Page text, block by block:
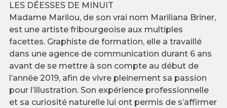
LES DÉESSES DE MINUIT
Madame Marilou, de son vrai nom Mariliana Briner,
est une artiste fribourgeoise aux multiples
facettes. Graphiste de formation, elle a travaillé
dans une agence de communication durant 6 ans
avant de se mettre à son compte au début de
l’année 2019, afin de vivre pleinement sa passion
pour l’illustration. Son expérience professionnelle
et sa curiosité naturelle lui ont permis de s’affirmer